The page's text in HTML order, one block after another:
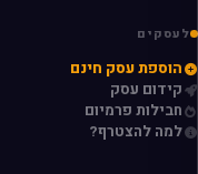
לעסקים
הוספת עסק חינם
קידום עסק
חבילות פרמיום
למה להצטרף?